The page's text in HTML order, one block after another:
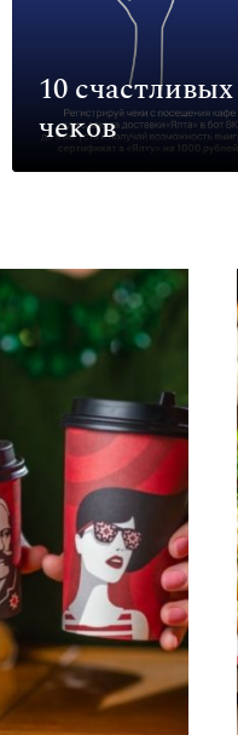
10 счастливых
чеков